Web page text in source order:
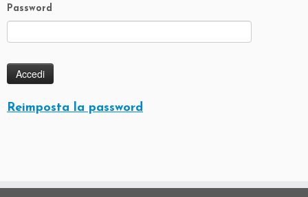
Password
Reimposta la password